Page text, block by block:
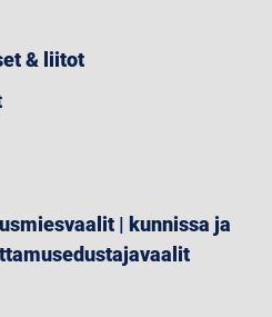
& liitot
| kunnissa ja